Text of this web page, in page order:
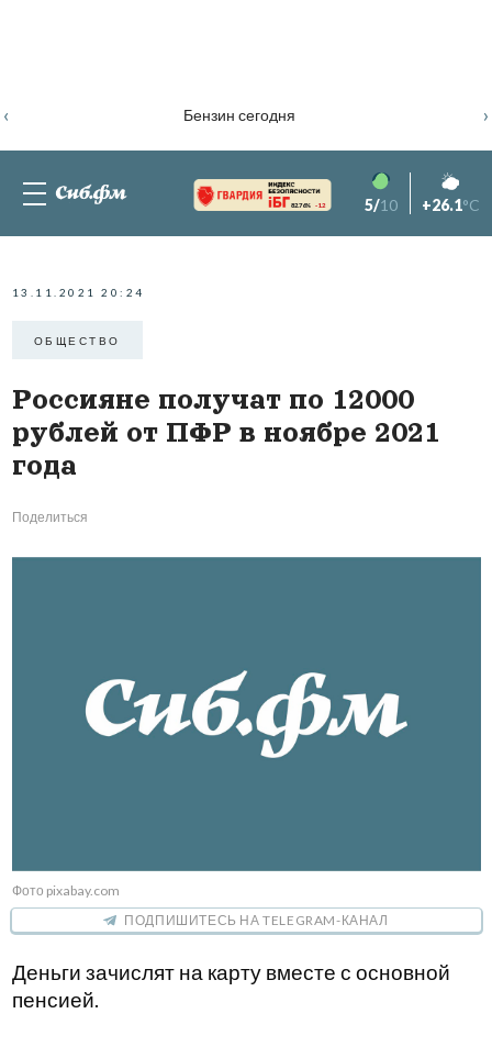
Бензин сегодня
‹ ›
82.76% -1.2 5/10 +26.1°C
13.11.2021 20:24
ОБЩЕСТВО
Россияне получат по 12000
рублей от ПФР в ноябре 2021
года
Поделиться
Фото pixabay.com
ПОДПИШИТЕСЬ НА TELEGRAM-КАНАЛ
Деньги зачислят на карту вместе с основной
пенсией.